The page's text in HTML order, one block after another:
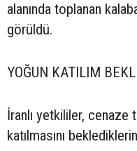
alanında toplanan
görüldü.
YOĞUN KATILIM
İranlı yetkililer,
katılmasını